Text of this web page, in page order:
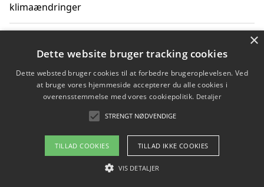
klimaændringer
vores perspektiv
Copyright 2026 - Pilanto Aps
Om / kontakt
×
Dette website bruger tracking cookies
Dette websted bruger cookies til at forbedre brugeroplevelsen. Ved
at bruge vores hjemmeside accepterer du alle cookies i
overensstemmelse med vores cookiepolitik. Detaljer
STRENGT NØDVENDIGE
TILLAD COOKIES TILLAD IKKE COOKIES
VIS DETALJER